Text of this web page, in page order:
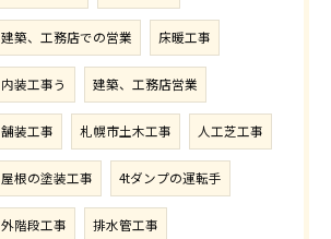
建築、工務店での営業 床暖工事
内装工事う 建築、工務店営業
舗装工事 札幌市土木工事 人工芝工事
屋根の塗装工事 4tダンプの運転手
外階段工事 排水管工事